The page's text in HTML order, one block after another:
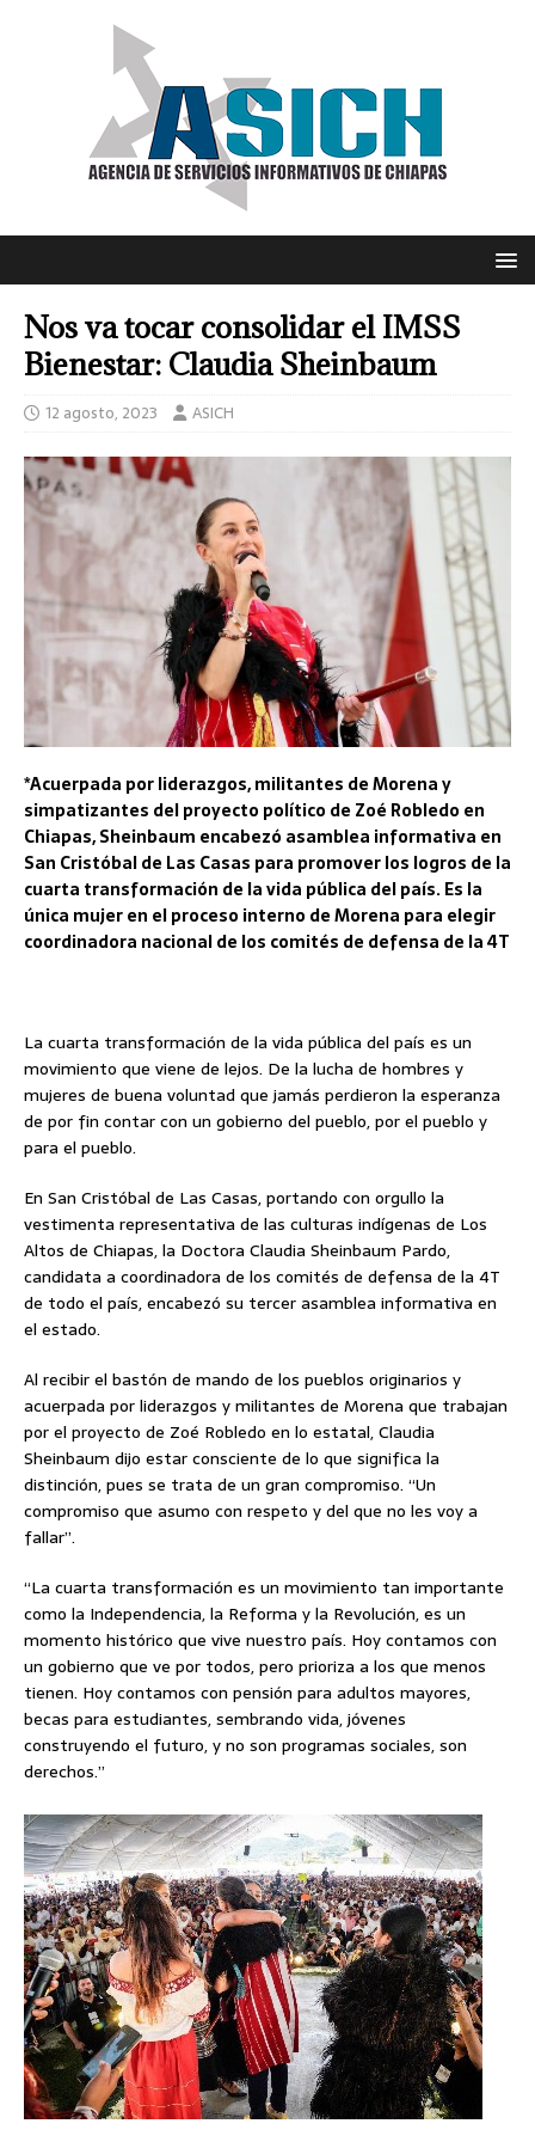
Nos va tocar consolidar el IMSS
Bienestar: Claudia Sheinbaum
12 agosto, 2023 ASICH
*Acuerpada por liderazgos, militantes de Morena y
simpatizantes del proyecto político de Zoé Robledo en
Chiapas, Sheinbaum encabezó asamblea informativa en
San Cristóbal de Las Casas para promover los logros de la
cuarta transformación de la vida pública del país. Es la
única mujer en el proceso interno de Morena para elegir
coordinadora nacional de los comités de defensa de la 4T
La cuarta transformación de la vida pública del país es un
movimiento que viene de lejos. De la lucha de hombres y
mujeres de buena voluntad que jamás perdieron la esperanza
de por fin contar con un gobierno del pueblo, por el pueblo y
para el pueblo.
En San Cristóbal de Las Casas, portando con orgullo la
vestimenta representativa de las culturas indígenas de Los
Altos de Chiapas, la Doctora Claudia Sheinbaum Pardo,
candidata a coordinadora de los comités de defensa de la 4T
de todo el país, encabezó su tercer asamblea informativa en
el estado.
Al recibir el bastón de mando de los pueblos originarios y
acuerpada por liderazgos y militantes de Morena que trabajan
por el proyecto de Zoé Robledo en lo estatal, Claudia
Sheinbaum dijo estar consciente de lo que significa la
distinción, pues se trata de un gran compromiso. “Un
compromiso que asumo con respeto y del que no les voy a
fallar”.
“La cuarta transformación es un movimiento tan importante
como la Independencia, la Reforma y la Revolución, es un
momento histórico que vive nuestro país. Hoy contamos con
un gobierno que ve por todos, pero prioriza a los que menos
tienen. Hoy contamos con pensión para adultos mayores,
becas para estudiantes, sembrando vida, jóvenes
construyendo el futuro, y no son programas sociales, son
derechos.”